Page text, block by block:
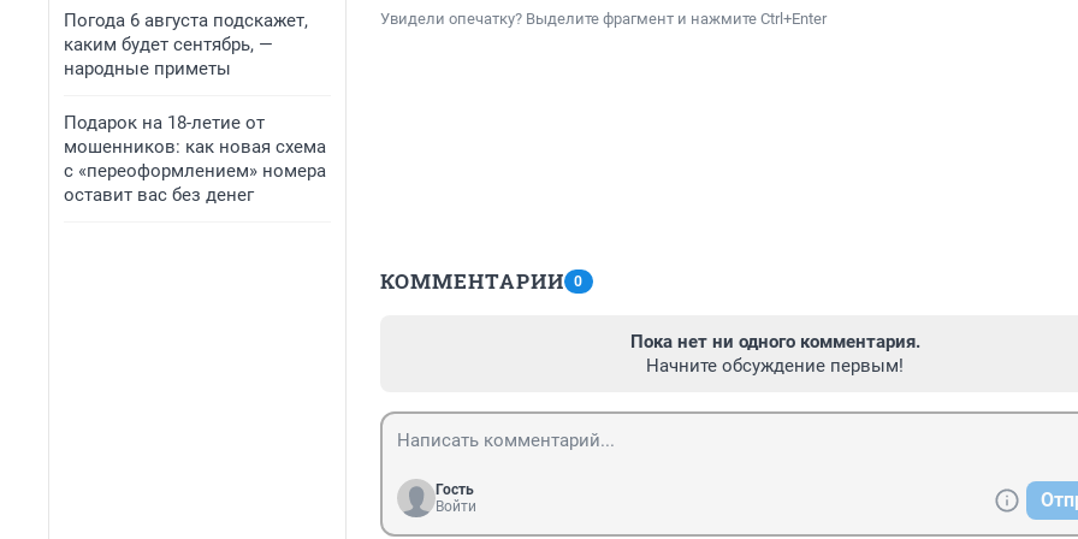
Погода 6 августа подскажет,
каким будет сентябрь, —
народные приметы
Подарок на 18-летие от
мошенников: как новая схема
с «переоформлением» номера
оставит вас без денег
Увидели опечатку? Выделите фрагмент и нажмите Ctrl+Enter
КОММЕНТАРИИ 0
Пока нет ни одного комментария.
Начните обсуждение первым!
Гость
Войти